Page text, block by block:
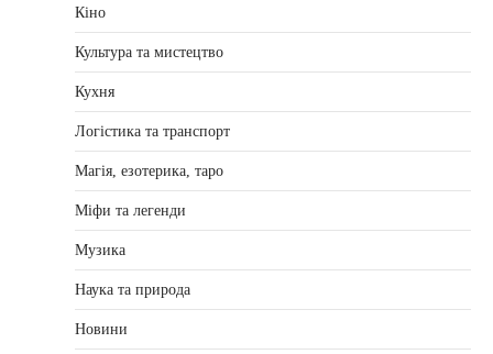
Кіно
Культура та мистецтво
Кухня
Логістика та транспорт
Магія, езотерика, таро
Міфи та легенди
Музика
Наука та природа
Новини